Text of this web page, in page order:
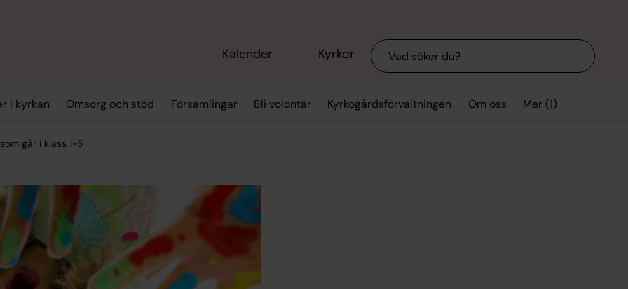
Kalender Kyrkor Sök
i kyrkan Omsorg och stöd Församlingar Bli volontär Kyrkogårdsförvaltningen Om oss Mer (1)
går i klass 1-5